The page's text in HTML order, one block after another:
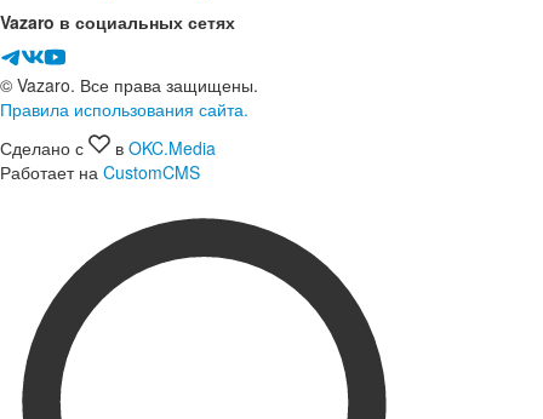
Vazaro в социальных сетях
© Vazaro. Все права защищены.
Правила использования сайта.
Сделано с
в OKC.Media
Работает на CustomCMS